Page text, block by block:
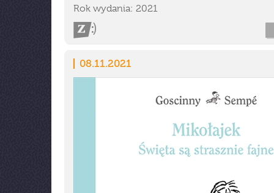
Rok wydania: 2021
08.11.2021